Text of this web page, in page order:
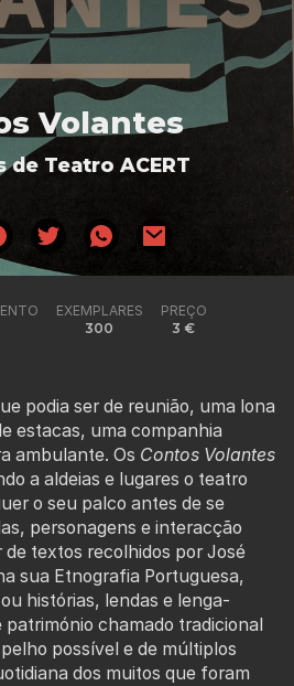
Volantes
de Teatro ACERT
EXEMPLARES
300
PREÇO
3 €
podia ser de reunião, uma lona
estacas, uma companhia
ambulante. Os Contos Volantes
a aldeias e lugares o teatro
o seu palco antes de se
personagens e interacção
textos recolhidos por José
sua Etnografia Portuguesa,
histórias, lendas e lenga-
património chamado tradicional
possível e de múltiplos
dos muitos que foram